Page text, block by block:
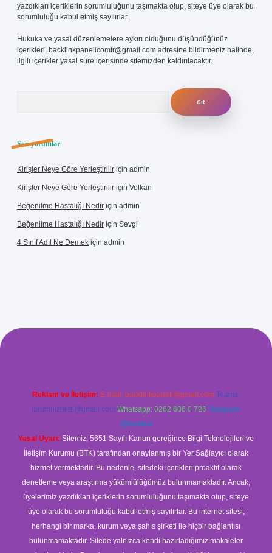
yazdıkları içeriklerin sorumluluğunu taşımakta olup, siteye üye olarak bu
sorumluluğu kabul etmiş sayılırlar.
Hukuka ve yasal düzenlemelere aykırı olduğunu düşündüğünüz
içerikleri, backlinkpanelicomtr@gmail.com adresine bildirmeniz halinde,
ilgili içerikler yasal süre içerisinde sitemizden kaldırılacaktır.
Son yorumlar
Kirişler Neye Göre Yerleştirilir için admin
Kirişler Neye Göre Yerleştirilir için Volkan
Beğenilme Hastalığı Nedir için admin
Beğenilme Hastalığı Nedir için Sevgi
4 Sınıf Adıl Ne Demek için admin
giriş
Reklam ve İletişim: E-mail: backlinkpaneli@gmail.com Teams:
forumhizmeti@gmail.com Whatsapp: 0262 606 0 726 Telegram:
@karabul
Yasal Uyarı: Sitemiz, 5651 Sayılı Kanun gereğince Bilgi Teknolojileri ve
İletişim Kurumu (BTK) tarafından onaylanmış bir Yer Sağlayıcı olarak
hizmet vermektedir. Bu nedenle, sitedeki içerikleri proaktif olarak
denetleme veya araştırma yükümlülüğümüz bulunmamaktadır. Ancak,
üyelerimiz yazdıkları içeriklerin sorumluluğunu taşımakta olup, siteye
üye olarak bu sorumluluğu kabul etmiş sayılırlar. Bu internet sitesi,
herhangi bir marka, kurum veya şahıs şirketi ile hiçbir bağlantısı
bulunmamaktadır. Sitede yalnızca kendi hazırladığımız makaleler